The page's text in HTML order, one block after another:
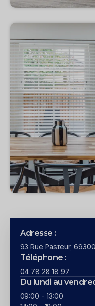
Adresse :
93 Rue Pasteur,
Téléphone :
04 78 28 18 97
Du lundi au
09:00 - 13:00